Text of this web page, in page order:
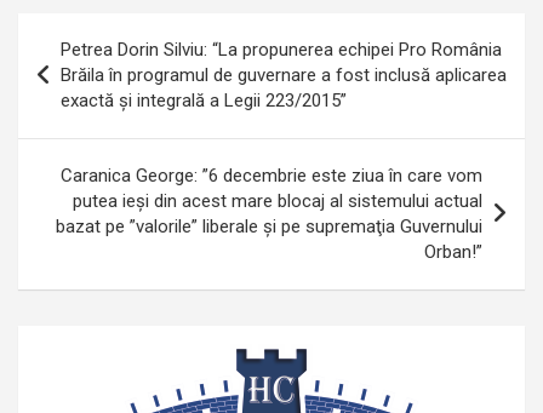
în
articole
Petrea Dorin Silviu: “La propunerea echipei Pro România
Brăila în programul de guvernare a fost inclusă aplicarea
exactă și integrală a Legii 223/2015”
Caranica George: ”6 decembrie este ziua în care vom
putea ieși din acest mare blocaj al sistemului actual
bazat pe ”valorile” liberale şi pe supremaţia Guvernului
Orban!”